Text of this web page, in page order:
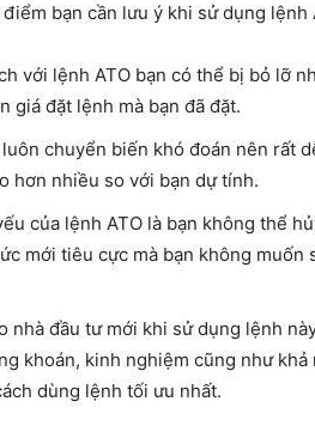
bạn cần lưu ý khi sử dụng
với lệnh ATO bạn có thể bị bỏ lỡ
giá đặt lệnh mà bạn đã đặt.
chuyển biến khó đoán nên rất
hơn nhiều so với bạn dự tính.
của lệnh ATO là bạn không thể
mới tiêu cực mà bạn không
nhà đầu tư mới khi sử dụng lệnh
khoán, kinh nghiệm cũng như
dùng lệnh tối ưu nhất.